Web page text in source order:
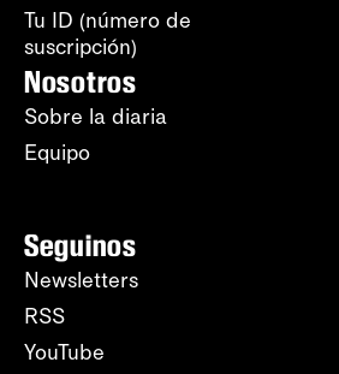
Tu ID (número de
suscripción)
Nosotros
Sobre la diaria
Equipo
Seguinos
Newsletters
RSS
YouTube